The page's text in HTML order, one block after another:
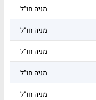
מניה חו"ל
מניה חו"ל
מניה חו"ל
מניה חו"ל
מניה חו"ל